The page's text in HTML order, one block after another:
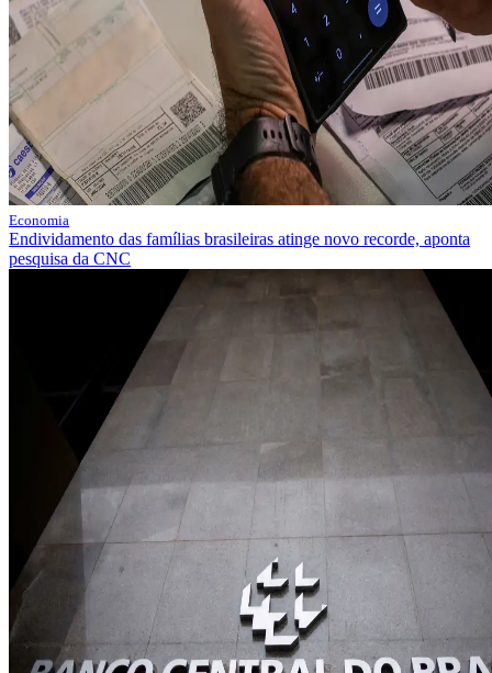
Economia
Endividamento das famílias brasileiras atinge novo recorde, aponta
pesquisa da CNC